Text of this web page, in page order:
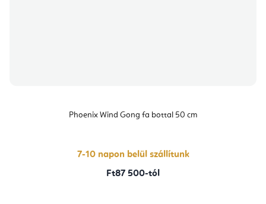
Phoenix Wind Gong fa bottal 50 cm
7-10 napon belül szállítunk
Ft87 500-tól